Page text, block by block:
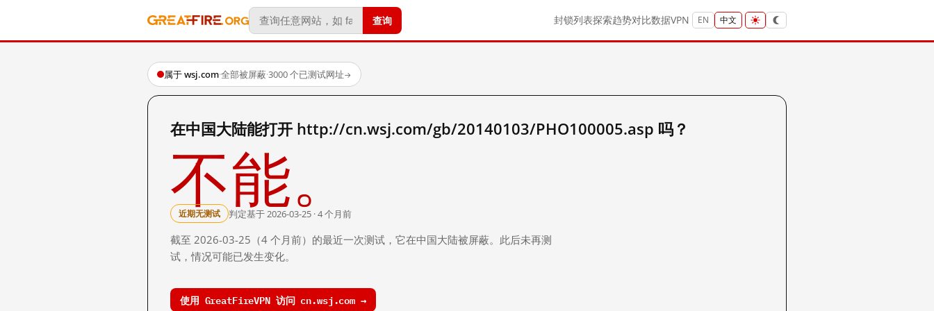
查询 封锁列表探索趋势对比数据VPN EN 中文
属于 wsj.com·全部被屏蔽·3000 个已测试网址→
在中国大陆能打开 http://cn.wsj.com/gb/20140103/PHO100005.asp 吗？
不能。
近期无测试 判定基于 2026-03-25 · 4 个月前
截至 2026-03-25（4 个月前）的最近一次测试，它在中国大陆被屏蔽。此后未再测
试，情况可能已发生变化。
使用 GreatFireVPN 访问 cn.wsj.com →